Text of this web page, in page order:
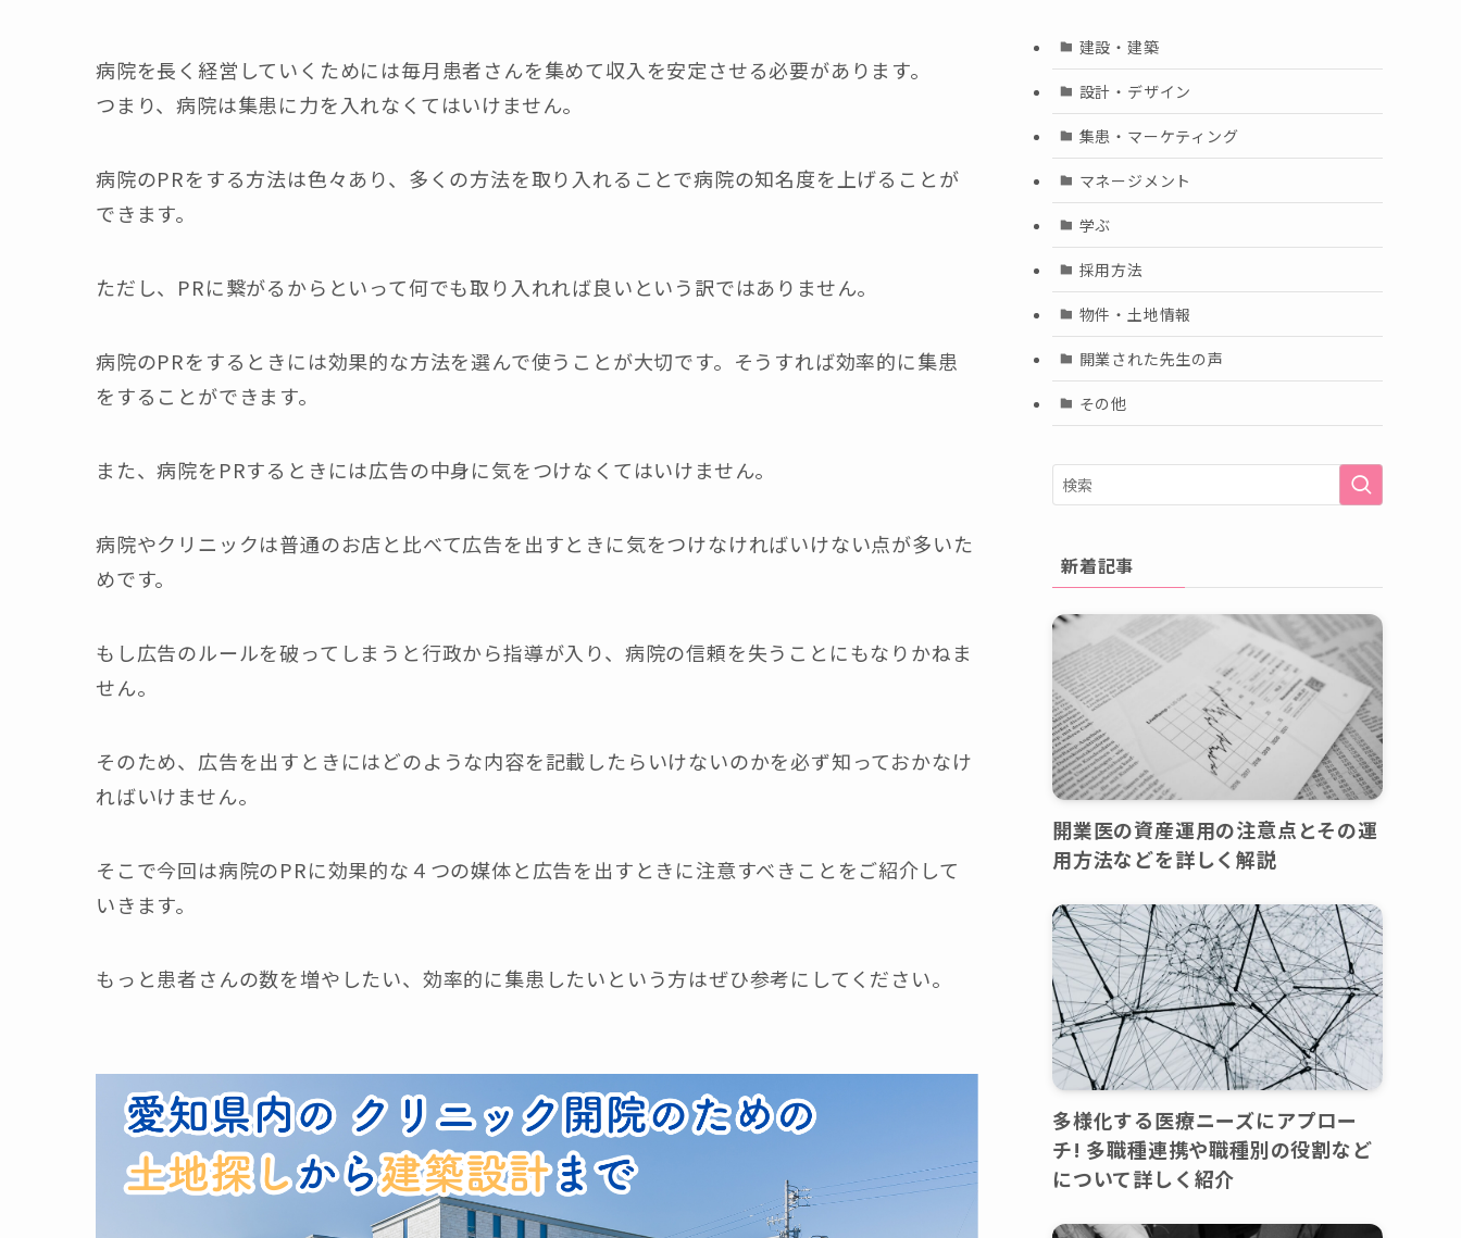
病院を長く経営していくためには毎月患者さんを集めて収入を安定させる必要があります。
つまり、病院は集患に力を入れなくてはいけません。
病院のPRをする方法は色々あり、多くの方法を取り入れることで病院の知名度を上げることが
できます。
ただし、PRに繋がるからといって何でも取り入れれば良いという訳ではありません。
病院のPRをするときには効果的な方法を選んで使うことが大切です。そうすれば効率的に集患
をすることができます。
また、病院をPRするときには広告の中身に気をつけなくてはいけません。
病院やクリニックは普通のお店と比べて広告を出すときに気をつけなければいけない点が多いた
めです。
もし広告のルールを破ってしまうと行政から指導が入り、病院の信頼を失うことにもなりかねま
せん。
そのため、広告を出すときにはどのような内容を記載したらいけないのかを必ず知っておかなけ
ればいけません。
そこで今回は病院のPRに効果的な４つの媒体と広告を出すときに注意すべきことをご紹介して
いきます。
もっと患者さんの数を増やしたい、効率的に集患したいという方はぜひ参考にしてください。
建設・建築
設計・デザイン
集患・マーケティング
マネージメント
学ぶ
採用方法
物件・土地情報
開業された先生の声
その他
新着記事
開業医の資産運用の注意点とその運
用方法などを詳しく解説
多様化する医療ニーズにアプロー
チ! 多職種連携や職種別の役割など
について詳しく紹介